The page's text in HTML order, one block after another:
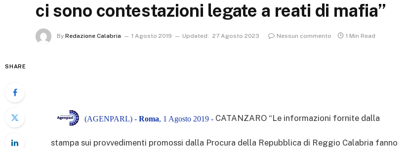
ci sono contestazioni legate a reati di mafia”
By Redazione Calabria 1 Agosto 2019 Updated: 27 Agosto 2023 Nessun commento 1 Min Read
SHARE
(AGENPARL) - Roma, 1 Agosto 2019 - CATANZARO “Le informazioni fornite dalla
stampa sui provvedimenti promossi dalla Procura della Repubblica di Reggio Calabria fanno